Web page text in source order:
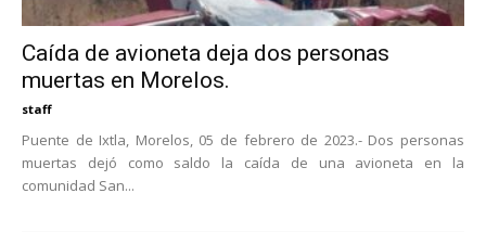
Caída de avioneta deja dos personas
muertas en Morelos.
staff
Puente de Ixtla, Morelos, 05 de febrero de 2023.- Dos personas
muertas dejó como saldo la caída de una avioneta en la
comunidad San...